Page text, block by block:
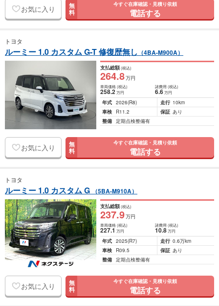
お気に入り 無
料
今すぐ在庫確認・見積り依頼
電話する
トヨタ
ルーミー 1.0 カスタム G-T 修復歴無し （4BA-M900A）
支払総額(税込)
264.8万円
車両価格(税込)
258.2万円
諸費用 (税込)
6.6 万円
年式 2026(R8) 走行 10km
車検
R11.2 保証 あり
整備 定期点検整備有
お気に入り 無
料
今すぐ在庫確認・見積り依頼
電話する
トヨタ
ルーミー 1.0 カスタム G （5BA-M910A）
支払総額(税込)
237.9万円
車両価格(税込)
227.1万円
諸費用 (税込)
10.8 万円
年式 2025(R7) 走行 0.6万km
車検
R09.5 保証 あり
整備 定期点検整備有
お気に入り 無
料
今すぐ在庫確認・見積り依頼
電話する